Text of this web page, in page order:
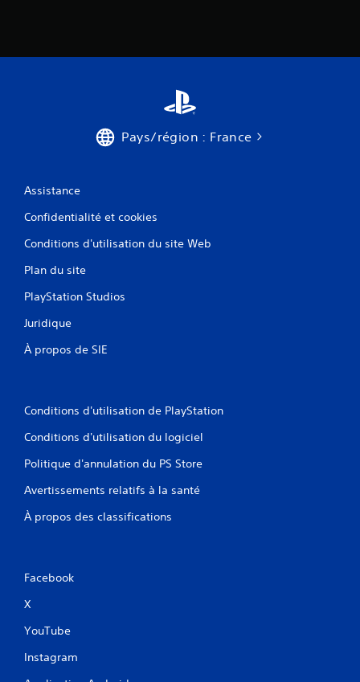
Pays/région : France
Assistance
Confidentialité et cookies
Conditions d'utilisation du site Web
Plan du site
PlayStation Studios
Juridique
À propos de SIE
Conditions d'utilisation de PlayStation
Conditions d'utilisation du logiciel
Politique d'annulation du PS Store
Avertissements relatifs à la santé
À propos des classifications
Facebook
X
YouTube
Instagram